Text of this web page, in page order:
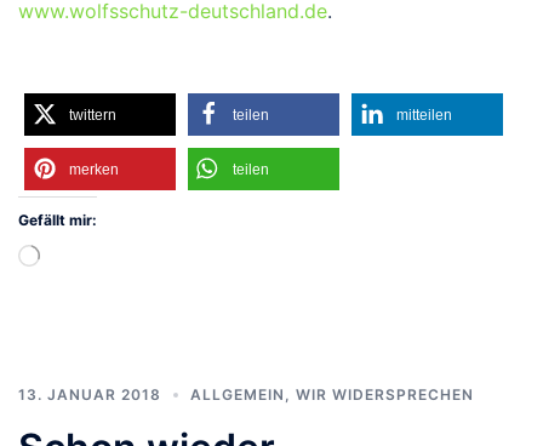
www.wolfsschutz-deutschland.de.
twittern teilen mitteilen
merken teilen
Gefällt mir:
Wird
13. JANUAR 2018 ALLGEMEIN WIR WIDERSPRECHEN